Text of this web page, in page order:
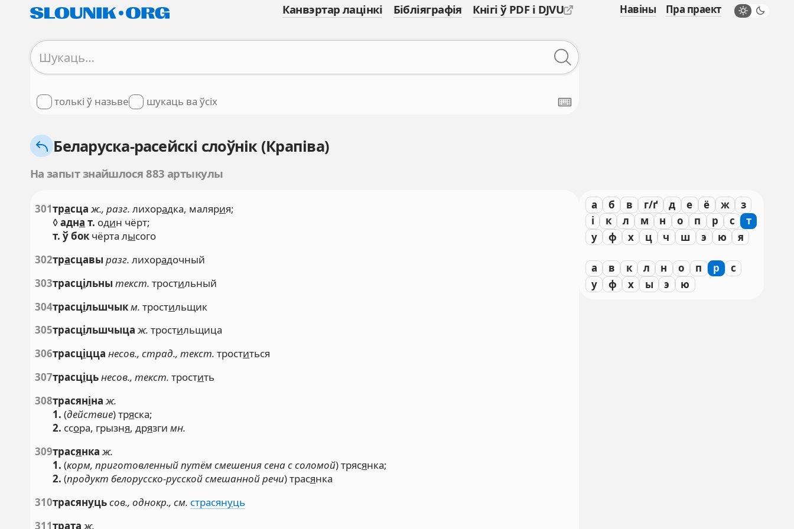
Канвэртар лацінкі Бібліяграфія Кнігі ў PDF і DJVU Навіны Пра праект
толькі ў назьве шукаць ва ўсіх
Беларуска-расейскі слоўнік (Крапіва)
На запыт знайшлося 883 артыкулы
а б в г/ґ д е ё ж
з
і
к л м н о п р с
т
у
ф х ц ч ш э ю я
а в к л н о п р
с
у
ф х ы э ю
301трасца ж., разг. лихорадка, малярия;
◊адна т. один чёрт;
т. ў бокчёрта лысого
302трасцавы разг. лихорадочный
303трасцільны текст. тростильный
304трасцільшчыкм. тростильщик
305трасцільшчыца ж. тростильщица
306трасціцца несов., страд., текст. троститься
307трасціцьнесов., текст. тростить
308трасяніна ж.
1. (действие) тряска;
2. ссора, грызня, дрязгимн.
309трасянка ж.
1. (корм, приготовленный путём смешения сена с соломой) трясянка;
2. (продукт белорусско-русской смешанной речи) трасянка
310трасянуцьсов., однокр., см. страсянуць
311трата ж.